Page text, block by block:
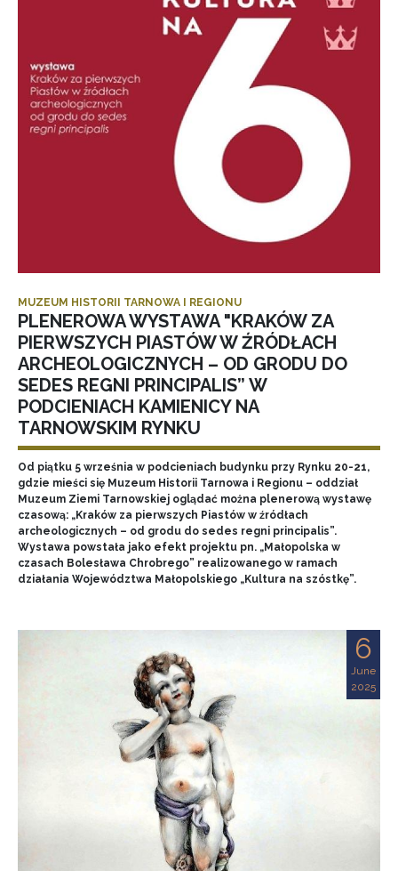
MUZEUM HISTORII TARNOWA I REGIONU
PLENEROWA WYSTAWA "KRAKÓW ZA
PIERWSZYCH PIASTÓW W ŹRÓDŁACH
ARCHEOLOGICZNYCH – OD GRODU DO
SEDES REGNI PRINCIPALIS” W
PODCIENIACH KAMIENICY NA
TARNOWSKIM RYNKU
Od piątku 5 września w podcieniach budynku przy Rynku 20-21,
gdzie mieści się Muzeum Historii Tarnowa i Regionu – oddział
Muzeum Ziemi Tarnowskiej oglądać można plenerową wystawę
czasową: „Kraków za pierwszych Piastów w źródłach
archeologicznych – od grodu do sedes regni principalis”.
Wystawa powstała jako efekt projektu pn. „Małopolska w
czasach Bolesława Chrobrego” realizowanego w ramach
działania Województwa Małopolskiego „Kultura na szóstkę”.
6
June
2025